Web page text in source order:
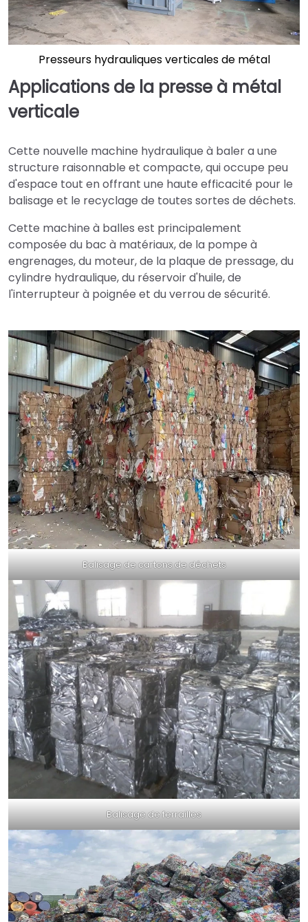
Presseurs hydrauliques verticales de métal
Applications de la presse à métal
verticale
Cette nouvelle machine hydraulique à baler a une
structure raisonnable et compacte, qui occupe peu
d'espace tout en offrant une haute efficacité pour le
balisage et le recyclage de toutes sortes de déchets.
Cette machine à balles est principalement
composée du bac à matériaux, de la pompe à
engrenages, du moteur, de la plaque de pressage, du
cylindre hydraulique, du réservoir d'huile, de
l'interrupteur à poignée et du verrou de sécurité.
Balisage de cartons de déchets
Balisage de ferrailles